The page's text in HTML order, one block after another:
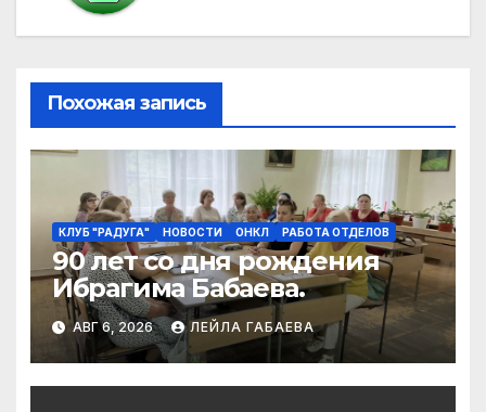
Похожая запись
КЛУБ "РАДУГА" НОВОСТИ ОНКЛ РАБОТА ОТДЕЛОВ
90 лет со дня рождения
Ибрагима Бабаева.
АВГ 6, 2026 ЛЕЙЛА ГАБАЕВА